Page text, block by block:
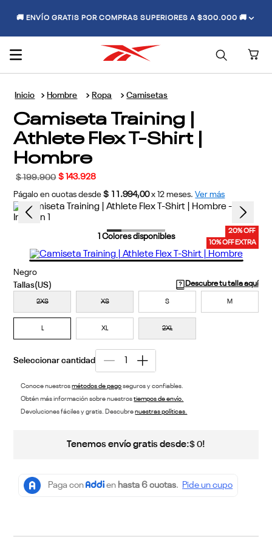
🚚 ENVÍO GRATIS POR COMPRAS SUPERIORES A $300.000 🚚
Hombre Ropa Camisetas
Camiseta Training |
Athlete Flex T-Shirt |
Hombre
$ 199.900 $ 143.928
Págalo en cuotas desde $ 11.994,00 x 12 meses. Ver más
20% OFF
10% OFF EXTRA
Colores disponibles
Negro
Descubre tu talla aquí
2XS XS S M
L XL 2XL
Conoce nuestrosmétodos de pagoseguros y confiables.
Obtén más información sobre nuestrostiempos de envío.
Devoluciones fáciles y gratis. Descubrenuestras políticas.
Tenemos envío gratis desde:$ 0!